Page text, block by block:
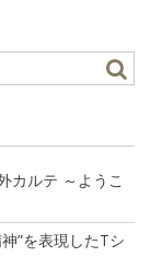
カルテ ～ようこ
”を表現したTシ